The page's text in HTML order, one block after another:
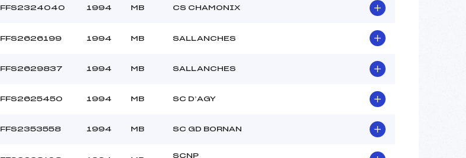
FFS2324040 1994 MB CS CHAMONIX
FFS2626199 1994 MB SALLANCHES
FFS2629837 1994 MB SALLANCHES
FFS2625450 1994 MB SC D’AGY
FFS2353558 1994 MB SC GD BORNAN
SCNP